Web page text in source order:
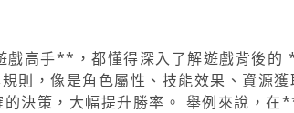
戲高手**，都懂得深入了解遊戲背後的
則，像是角色屬性、技能效果、資源獲
決策，大幅提升勝率。 舉例來說，在